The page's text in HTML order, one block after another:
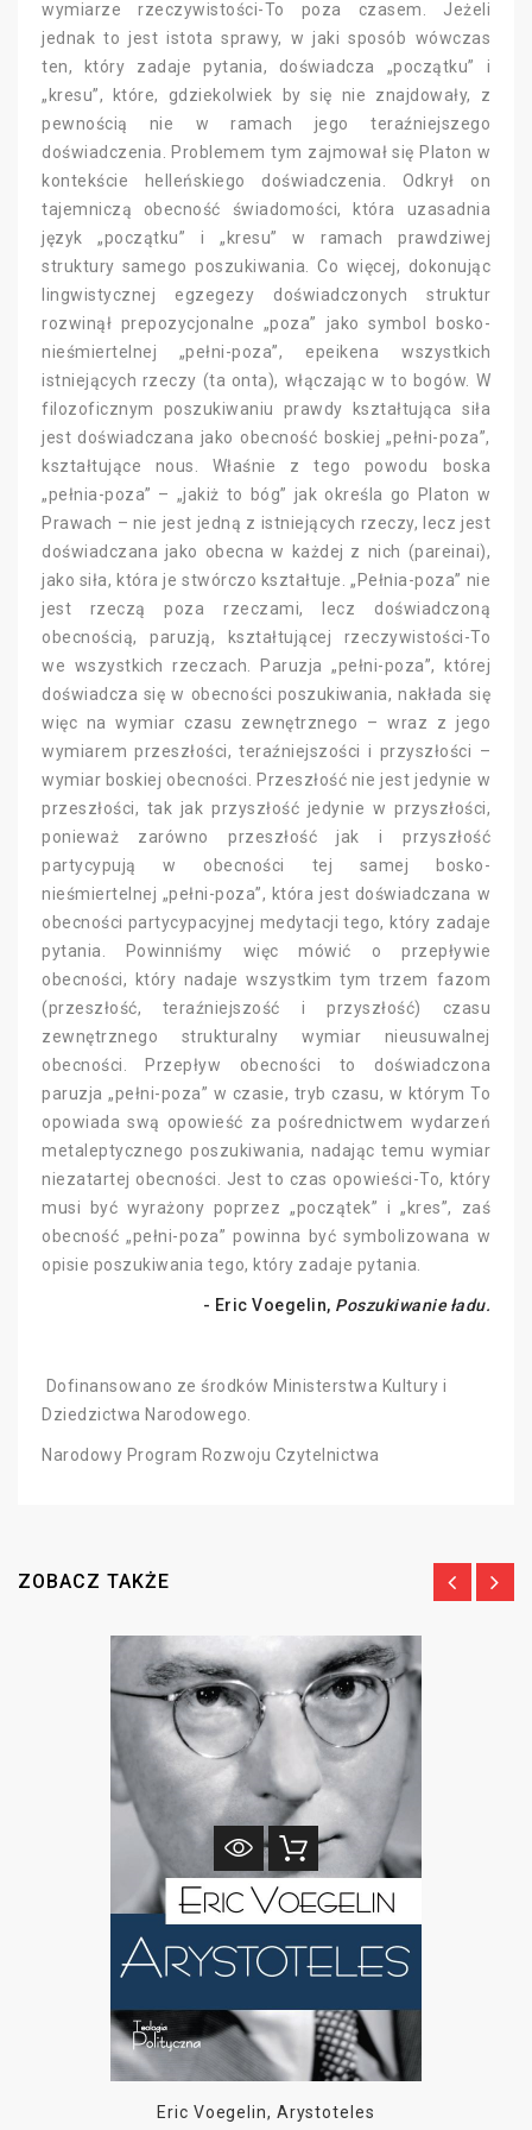
wymiarze rzeczywistości-To poza czasem. Jeżeli
jednak to jest istota sprawy, w jaki sposób wówczas
ten, który zadaje pytania, doświadcza „początku” i
„kresu”, które, gdziekolwiek by się nie znajdowały, z
pewnością nie w ramach jego teraźniejszego
doświadczenia. Problemem tym zajmował się Platon w
kontekście helleńskiego doświadczenia. Odkrył on
tajemniczą obecność świadomości, która uzasadnia
język „początku” i „kresu” w ramach prawdziwej
struktury samego poszukiwania. Co więcej, dokonując
lingwistycznej egzegezy doświadczonych struktur
rozwinął prepozycjonalne „poza” jako symbol bosko-
nieśmiertelnej „pełni-poza”, epeikena wszystkich
istniejących rzeczy (ta onta), włączając w to bogów. W
filozoficznym poszukiwaniu prawdy kształtująca siła
jest doświadczana jako obecność boskiej „pełni-poza”,
kształtujące nous. Właśnie z tego powodu boska
„pełnia-poza” – „jakiż to bóg” jak określa go Platon w
Prawach – nie jest jedną z istniejących rzeczy, lecz jest
doświadczana jako obecna w każdej z nich (pareinai),
jako siła, która je stwórczo kształtuje. „Pełnia-poza” nie
jest rzeczą poza rzeczami, lecz doświadczoną
obecnością, paruzją, kształtującej rzeczywistości-To
we wszystkich rzeczach. Paruzja „pełni-poza”, której
doświadcza się w obecności poszukiwania, nakłada się
więc na wymiar czasu zewnętrznego – wraz z jego
wymiarem przeszłości, teraźniejszości i przyszłości –
wymiar boskiej obecności. Przeszłość nie jest jedynie w
przeszłości, tak jak przyszłość jedynie w przyszłości,
ponieważ zarówno przeszłość jak i przyszłość
partycypują w obecności tej samej bosko-
nieśmiertelnej „pełni-poza”, która jest doświadczana w
obecności partycypacyjnej medytacji tego, który zadaje
pytania. Powinniśmy więc mówić o przepływie
obecności, który nadaje wszystkim tym trzem fazom
(przeszłość, teraźniejszość i przyszłość) czasu
zewnętrznego strukturalny wymiar nieusuwalnej
obecności. Przepływ obecności to doświadczona
paruzja „pełni-poza” w czasie, tryb czasu, w którym To
opowiada swą opowieść za pośrednictwem wydarzeń
metaleptycznego poszukiwania, nadając temu wymiar
niezatartej obecności. Jest to czas opowieści-To, który
musi być wyrażony poprzez „początek” i „kres”, zaś
obecność „pełni-poza” powinna być symbolizowana w
opisie poszukiwania tego, który zadaje pytania.
- Eric Voegelin, Poszukiwanie ładu.
Dofinansowano ze środków Ministerstwa Kultury i
Dziedzictwa Narodowego.
Narodowy Program Rozwoju Czytelnictwa
ZOBACZ TAKŻE
Eric Voegelin, Arystoteles